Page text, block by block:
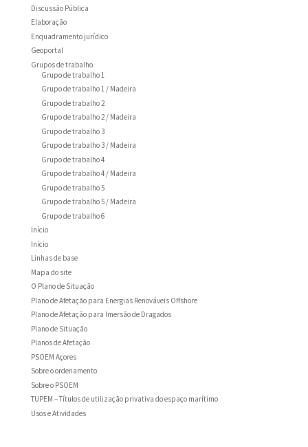
Discussão Pública
Elaboração
Enquadramento jurídico
Geoportal
Grupos de trabalho
Grupo de trabalho 1
Grupo de trabalho 1 / Madeira
Grupo de trabalho 2
Grupo de trabalho 2 / Madeira
Grupo de trabalho 3
Grupo de trabalho 3 / Madeira
Grupo de trabalho 4
Grupo de trabalho 4 / Madeira
Grupo de trabalho 5
Grupo de trabalho 5 / Madeira
Grupo de trabalho 6
Início
Início
Linhas de base
Mapa do site
O Plano de Situação
Plano de Afetação para Energias Renováveis Offshore
Plano de Afetação para Imersão de Dragados
Plano de Situação
Planos de Afetação
PSOEM Açores
Sobre o ordenamento
Sobre o PSOEM
TUPEM – Títulos de utilização privativa do espaço marítimo
Usos e Atividades